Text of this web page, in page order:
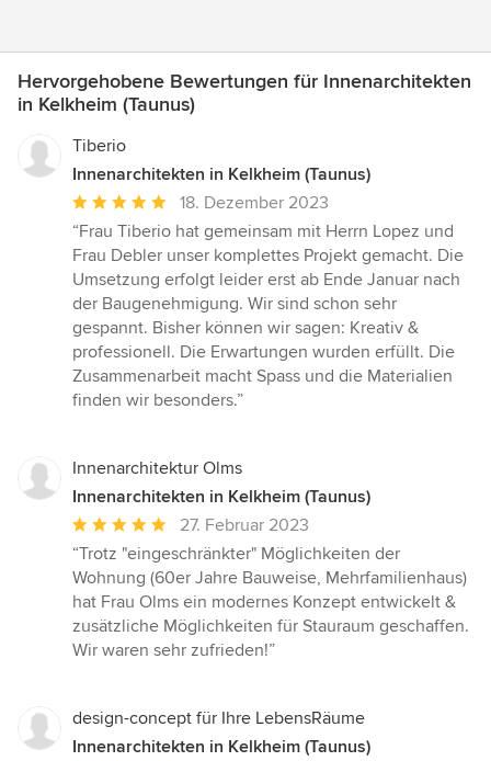
Hervorgehobene Bewertungen für Innenarchitekten
in Kelkheim (Taunus)
Tiberio
Innenarchitekten in Kelkheim (Taunus)
Durchschnittliche
Bewertung:
5
von
5
Sternen
18. Dezember 2023
“Frau Tiberio hat gemeinsam mit Herrn Lopez und
Frau Debler unser komplettes Projekt gemacht. Die
Umsetzung erfolgt leider erst ab Ende Januar nach
der Baugenehmigung. Wir sind schon sehr
gespannt. Bisher können wir sagen: Kreativ &
professionell. Die Erwartungen wurden erfüllt. Die
Zusammenarbeit macht Spass und die Materialien
finden wir besonders.”
Innenarchitektur Olms
Innenarchitekten in Kelkheim (Taunus)
Durchschnittliche
Bewertung:
5
von
5
Sternen
27. Februar 2023
“Trotz "eingeschränkter" Möglichkeiten der
Wohnung (60er Jahre Bauweise, Mehrfamilienhaus)
hat Frau Olms ein modernes Konzept entwickelt &
zusätzliche Möglichkeiten für Stauraum geschaffen.
Wir waren sehr zufrieden!”
design-concept für Ihre LebensRäume
Innenarchitekten in Kelkheim (Taunus)